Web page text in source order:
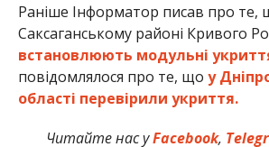
Раніше Інформатор писав про те,
Саксаганському районі Кривого
встановлюють модульні
повідомлялося про те, що у
області перевірили укриття.
Читайте нас уFacebook,